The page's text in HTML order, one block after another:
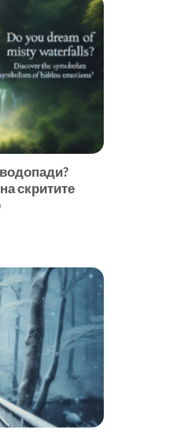
скритите